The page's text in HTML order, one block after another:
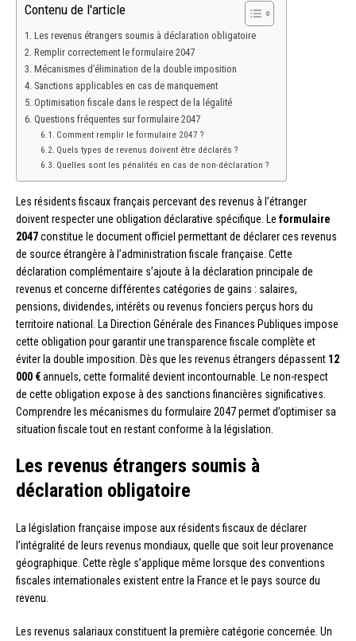
Contenu de l'article
Les revenus étrangers soumis à déclaration obligatoire
Remplir correctement le formulaire 2047
Mécanismes d’élimination de la double imposition
Sanctions applicables en cas de manquement
Optimisation fiscale dans le respect de la légalité
Questions fréquentes sur formulaire 2047
Comment remplir le formulaire 2047 ?
Quels types de revenus doivent être déclarés ?
Quelles sont les pénalités en cas de non-déclaration ?
Les résidents fiscaux français percevant des revenus à l’étranger
doivent respecter une obligation déclarative spécifique. Le formulaire
2047constitue le document officiel permettant de déclarer ces revenus
de source étrangère à l’administration fiscale française. Cette
déclaration complémentaire s’ajoute à la déclaration principale de
revenus et concerne différentes catégories de gains : salaires,
pensions, dividendes, intérêts ou revenus fonciers perçus hors du
territoire national. La Direction Générale des Finances Publiques impose
cette obligation pour garantir une transparence fiscale complète et
éviter la double imposition. Dès que les revenus étrangers dépassent 12
000 €annuels, cette formalité devient incontournable. Le non-respect
de cette obligation expose à des sanctions financières significatives.
Comprendre les mécanismes du formulaire 2047 permet d’optimiser sa
situation fiscale tout en restant conforme à la législation.
Les revenus étrangers soumis à
déclaration obligatoire
La législation française impose aux résidents fiscaux de déclarer
l’intégralité de leurs revenus mondiaux, quelle que soit leur provenance
géographique. Cette règle s’applique même lorsque des conventions
fiscales internationales existent entre la France et le pays source du
revenu.
Les revenus salariaux constituent la première catégorie concernée. Un